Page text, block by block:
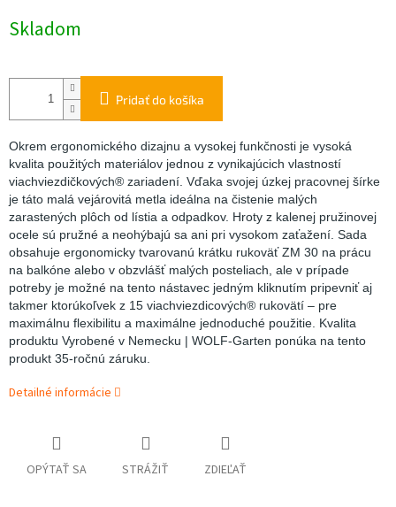
cena:
Skladom
Pridať do košíka
Okrem ergonomického dizajnu a vysokej funkčnosti je vysoká
kvalita použitých materiálov jednou z vynikajúcich vlastností
viachviezdičkových® zariadení. Vďaka svojej úzkej pracovnej šírke
je táto malá vejárovitá metla ideálna na čistenie malých
zarastených plôch od lístia a odpadkov. Hroty z kalenej pružinovej
ocele sú pružné a neohýbajú sa ani pri vysokom zaťažení. Sada
obsahuje ergonomicky tvarovanú krátku rukoväť ZM 30 na prácu
na balkóne alebo v obzvlášť malých posteliach, ale v prípade
potreby je možné na tento nástavec jedným kliknutím pripevniť aj
takmer ktorúkoľvek z 15 viachviezdicových® rukovätí – pre
maximálnu flexibilitu a maximálne jednoduché použitie. Kvalita
produktu Vyrobené v Nemecku | WOLF-Garten ponúka na tento
produkt 35-ročnú záruku.
Detailné informácie
OPÝTAŤ SA STRÁŽIŤ ZDIEĽAŤ